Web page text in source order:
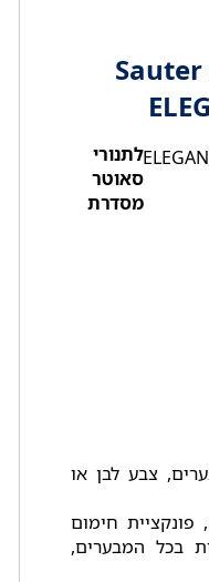
תנור משולב כיריים Sauter
לתנורי
סאוטר
מסדרת
65.5 ליטר, 4 מבערים, צבע לבן או
חימום
בכל המבערים,